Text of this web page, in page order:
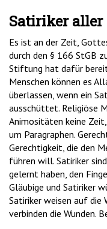
Satiriker aller
Es ist an der Zeit,
durch den § 166 StGB
Stiftung hat dafür
Menschen können es
überlassen, wenn ein
ausschüttet. Religiöse
Animositäten keine
um Paragraphen.
Gerechtigkeit, die den
führen will. Satiriker
gelernt haben, den
Gläubige und Satiriker
Satiriker weisen auf die
verbinden die Wunden.